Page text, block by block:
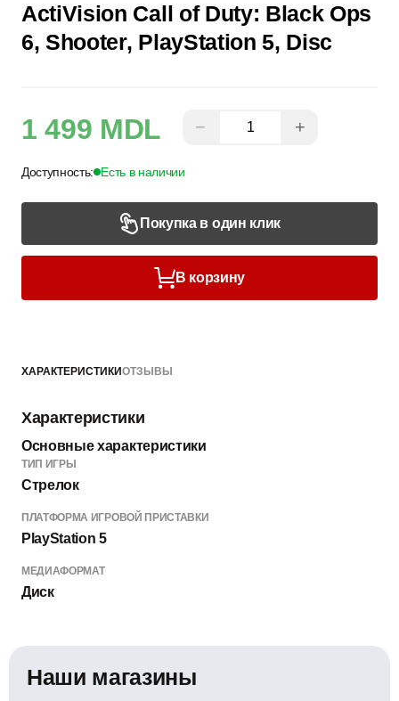
ActiVision Call of Duty: Black Ops
6, Shooter, PlayStation 5, Disc
1 499 MDL − +
Доступность: Есть в наличии
Покупка в один клик
В корзину
ХАРАКТЕРИСТИКИОТЗЫВЫ
Характеристики
Основные характеристики
ТИП ИГРЫ
Стрелок
ПЛАТФОРМА ИГРОВОЙ ПРИСТАВКИ
PlayStation 5
МЕДИАФОРМАТ
Диск
Наши магазины